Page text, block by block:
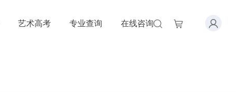
艺术高考 专业查询 在线咨询